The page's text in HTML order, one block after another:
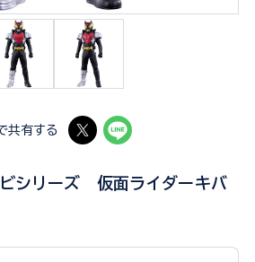
共有する
シリーズ 仮面ライダーキバ